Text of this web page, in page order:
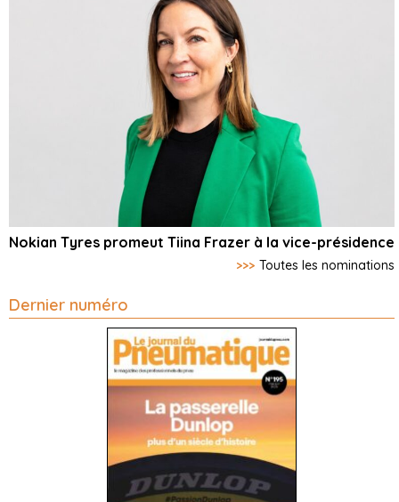
Nokian Tyres promeut Tiina Frazer à la vice-présidence
>>> Toutes les nominations
Dernier numéro